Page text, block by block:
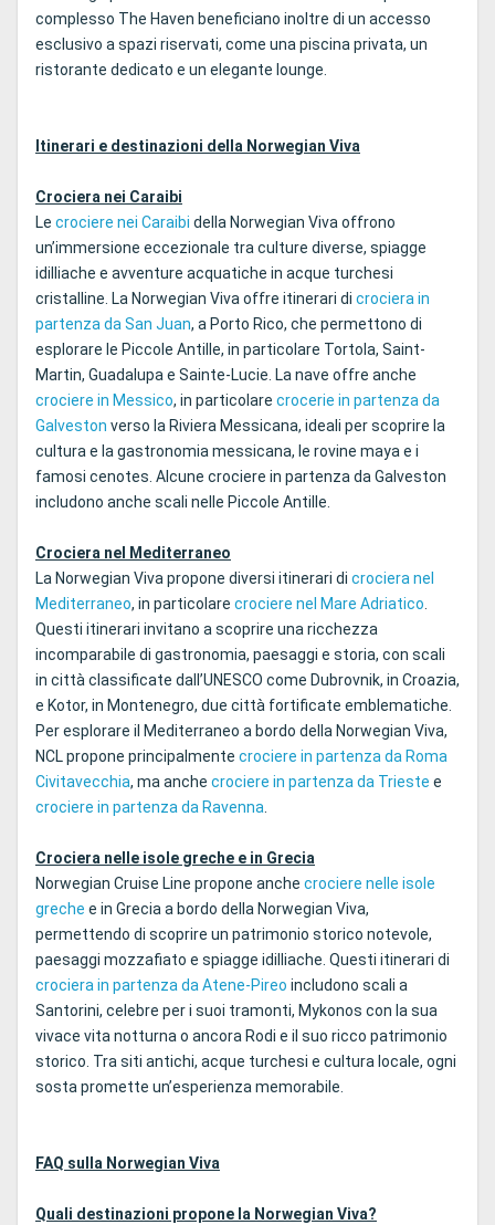
complesso The Haven beneficiano inoltre di un accesso
esclusivo a spazi riservati, come una piscina privata, un
ristorante dedicato e un elegante lounge.
Itinerari e destinazioni della Norwegian Viva
Crociera nei Caraibi
Le crociere nei Caraibi della Norwegian Viva offrono
un’immersione eccezionale tra culture diverse, spiagge
idilliache e avventure acquatiche in acque turchesi
cristalline. La Norwegian Viva offre itinerari di crociera in
partenza da San Juan, a Porto Rico, che permettono di
esplorare le Piccole Antille, in particolare Tortola, Saint-
Martin, Guadalupa e Sainte-Lucie. La nave offre anche
crociere in Messico, in particolare crocerie in partenza da
Galveston verso la Riviera Messicana, ideali per scoprire la
cultura e la gastronomia messicana, le rovine maya e i
famosi cenotes. Alcune crociere in partenza da Galveston
includono anche scali nelle Piccole Antille.
Crociera nel Mediterraneo
La Norwegian Viva propone diversi itinerari di crociera nel
Mediterraneo, in particolare crociere nel Mare Adriatico.
Questi itinerari invitano a scoprire una ricchezza
incomparabile di gastronomia, paesaggi e storia, con scali
in città classificate dall’UNESCO come Dubrovnik, in Croazia,
e Kotor, in Montenegro, due città fortificate emblematiche.
Per esplorare il Mediterraneo a bordo della Norwegian Viva,
NCL propone principalmente crociere in partenza da Roma
Civitavecchia, ma anche crociere in partenza da Trieste e
crociere in partenza da Ravenna.
Crociera nelle isole greche e in Grecia
Norwegian Cruise Line propone anche crociere nelle isole
greche e in Grecia a bordo della Norwegian Viva,
permettendo di scoprire un patrimonio storico notevole,
paesaggi mozzafiato e spiagge idilliache. Questi itinerari di
crociera in partenza da Atene-Pireo includono scali a
Santorini, celebre per i suoi tramonti, Mykonos con la sua
vivace vita notturna o ancora Rodi e il suo ricco patrimonio
storico. Tra siti antichi, acque turchesi e cultura locale, ogni
sosta promette un’esperienza memorabile.
FAQ sulla Norwegian Viva
Quali destinazioni propone la Norwegian Viva?